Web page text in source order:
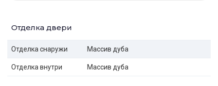
Отделка двери
Отделка снаружи Массив дуба
Отделка внутри Массив дуба